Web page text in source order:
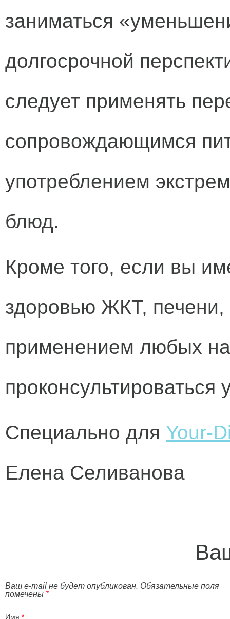
заниматься
долгосрочной
следует применять
сопровождающимся
употреблением
блюд.
Кроме того, если вы
здоровью ЖКТ, печени,
применением любых
проконсультироваться
Специально для Your-
Елена Селиванова
Ваш e-mail не будет опубликован. Обязательные поля
помечены *
Имя *